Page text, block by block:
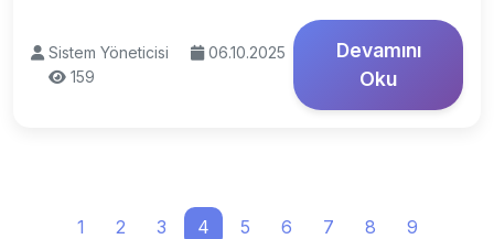
Sistem Yöneticisi
06.10.2025
159
Devamını
Oku
1 2 3 4 5 6 7 8 9